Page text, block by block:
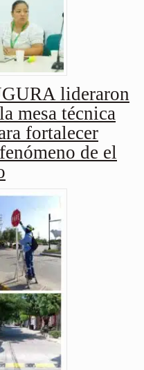
lideraron
mesa técnica
fortalecer
de el